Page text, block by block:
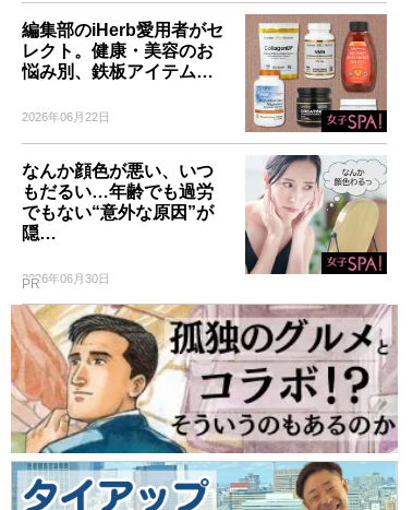
編集部のiHerb愛用者がセ
レクト。健康・美容のお
悩み別、鉄板アイテム…
2026年06月22日
なんか顔色が悪い、いつ
もだるい…年齢でも過労
でもない“意外な原因”が
隠…
2026年06月30日
PR